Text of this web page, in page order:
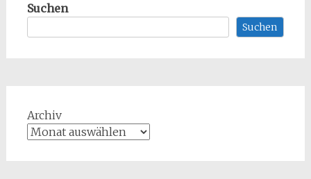
Suchen
Suchen
Archiv